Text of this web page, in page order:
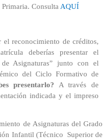
Consulta AQUÍ
el reconocimiento de créditos,
deberías presentar el
Asignaturas” junto con el
del Ciclo Formativo de
presentarlo? A través de
indicada y el impreso
de Asignaturas del Grado
Infantil (Técnico Superior de